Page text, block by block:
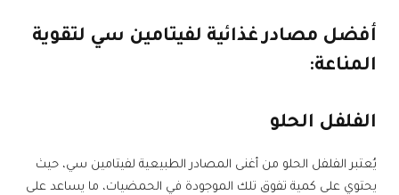
أفضل مصادر غذائية لفيتامين سي لتقوية
المناعة:
الفلفل الحلو
يُعتبر الفلفل الحلو من أغنى المصادر الطبيعية لفيتامين سي، حيث
يحتوي على كمية تفوق تلك الموجودة في الحمضيات، ما يساعد على